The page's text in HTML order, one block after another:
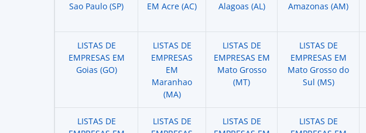
Sao Paulo (SP)
EM Acre (AC)
Alagoas (AL)
Amazonas (AM)
LISTAS DE
EMPRESAS EM
Goias (GO)
LISTAS DE
EMPRESAS
EM
Maranhao
(MA)
LISTAS DE
EMPRESAS EM
Mato Grosso
(MT)
LISTAS DE
EMPRESAS EM
Mato Grosso do
Sul (MS)
LISTAS DE
LISTAS DE
LISTAS DE
LISTAS DE